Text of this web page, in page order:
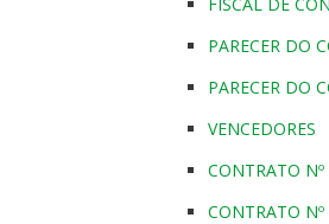
PARECER DO
PARECER DO
VENCEDORES
CONTRATO
CONTRATO